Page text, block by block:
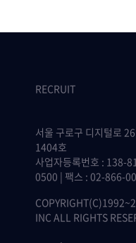
RECRUIT
서울 구로구 디지털로
1404호
사업자등록번호 : 138-
0500 | 팩스 : 02-866-
INC ALL RIGHTS